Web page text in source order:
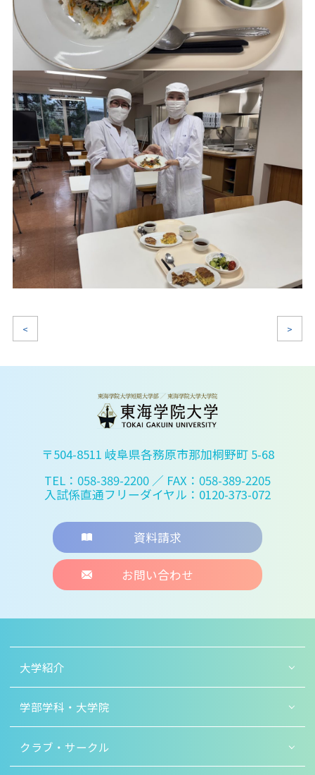
< >
〒504-8511 岐阜県各務原市那加桐野町 5-68
TEL：058-389-2200 ／ FAX：058-389-2205
入試係直通フリーダイヤル：0120-373-072
資料請求
お問い合わせ
大学紹介
学部学科・大学院
クラブ・サークル